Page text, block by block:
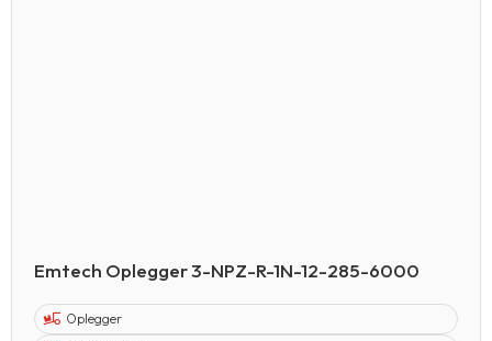
Emtech Oplegger 3-NPZ-R-1N-12-285-6000
Oplegger